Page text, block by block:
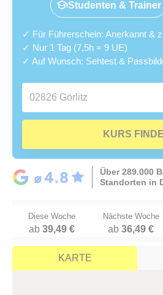
Studenten & Trainer
✓ Für Führerschein: Anerkannt &
✓ Nur 1 Tag (7,5h = 9 UE)
✓ Auf Wunsch: Sehtest &
KURS
Über 289.000
Standorten in
Diese Woche
ab39,49 €
Nächste Woche
ab36,49 €
KARTE